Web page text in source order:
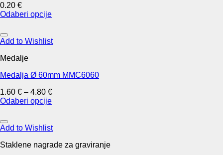
be
chosen
the
product
0.20 €
Odaberi opcije
product
has
variants.
options
be
chosen
the
product
Add to Wishlist
Medalje
Medalja Ø 60mm MMC6060
1.60 € – 4.80 €
Odaberi opcije
product
has
variants.
Add to Wishlist
Staklene nagrade za graviranje